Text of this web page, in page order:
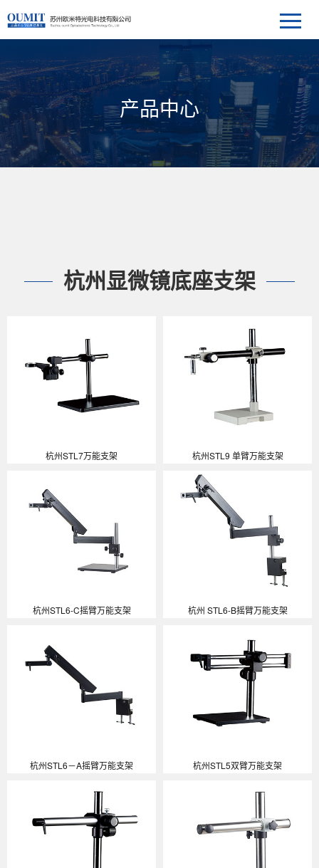
产品中心
杭州显微镜底座支架
杭州STL7万能支架 杭州STL9 单臂万能支架
杭州STL6-C摇臂万能支架 杭州 STL6-B摇臂万能支架​
杭州STL6－A摇臂万能支架 杭州STL5双臂万能支架